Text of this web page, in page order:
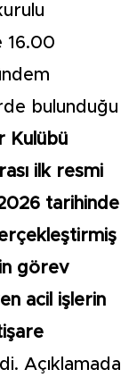
16.00
bulunduğu
Kulübü
ilk resmi
2026 tarihinde
görev
acil işlerin
Açıklamada